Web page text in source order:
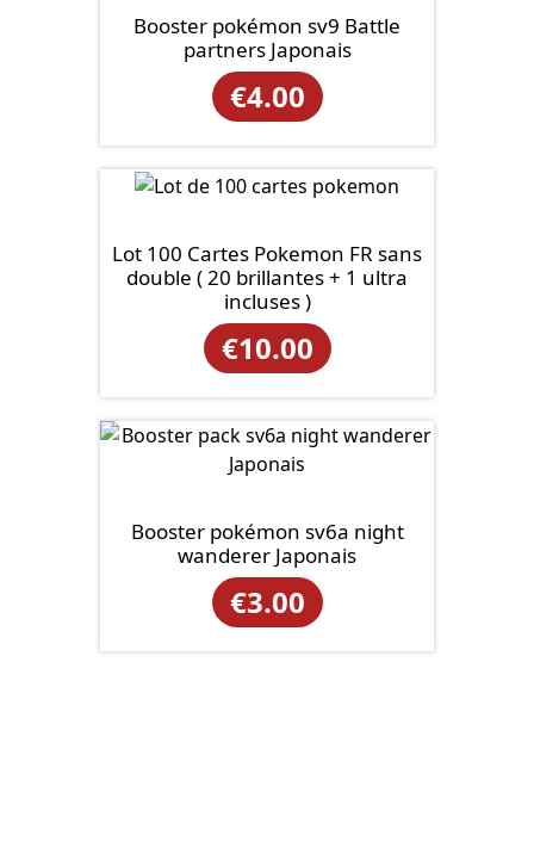
Booster pokémon sv9 Battle
partners Japonais
€4.00
Lot 100 Cartes Pokemon FR sans
double ( 20 brillantes + 1 ultra
incluses )
€10.00
Booster pokémon sv6a night
wanderer Japonais
€3.00